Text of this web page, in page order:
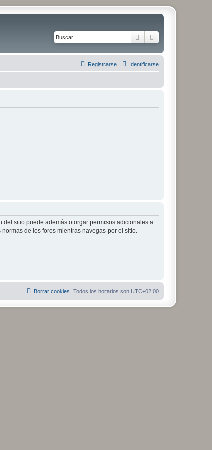
Buscar
Identificarse
Registrarse
del sitio puede además otorgar permisos adicionales a
de los foros mientras navegas por el sitio.
Todos los horarios son UTC+02:00
Borrar cookies